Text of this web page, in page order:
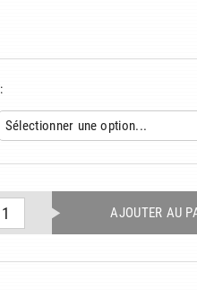
AJOUTER AU